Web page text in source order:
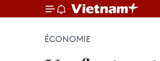
ÉCONOMIE